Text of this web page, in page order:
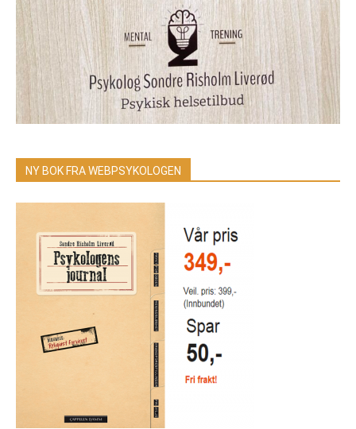
NY BOK FRA WEBPSYKOLOGEN